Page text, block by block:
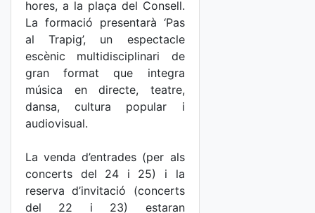
hores, a la plaça del Consell.
La formació presentarà ‘Pas
al Trapig’, un espectacle
escènic multidisciplinari de
gran format que integra
música en directe, teatre,
dansa, cultura popular i
audiovisual.
La venda d’entrades (per als
concerts del 24 i 25) i la
reserva d’invitació (concerts
del 22 i 23) estaran